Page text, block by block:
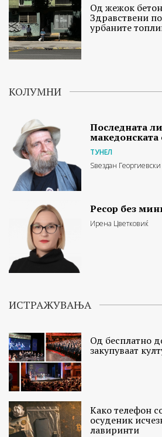
Од жежок
Здравствени
урбаните
КОЛУМНИ
Последната
македонската
ТУНЕЛ
Ѕвездан Георгиевски
Ресор без
Ирена Цветковиќ
ИСТРАЖУВАЊА
Од бесплатно
закупуваат
Како телефон
осуденик
лавиринти